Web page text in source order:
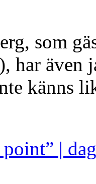
som
har även
känns
|